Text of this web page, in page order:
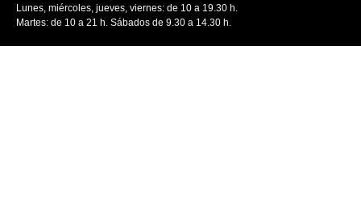
Lunes, miércoles, jueves, viernes: de 10 a 19.30 h.
Martes: de 10 a 21 h. Sábados de 9.30 a 14.30 h.